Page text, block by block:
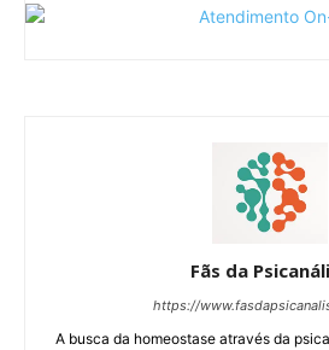
Fãs da
https://
A busca da homeostase através da